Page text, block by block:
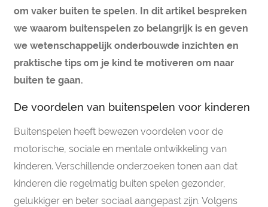
om vaker buiten te spelen. In dit artikel bespreken
we waarom buitenspelen zo belangrijk is en geven
we wetenschappelijk onderbouwde inzichten en
praktische tips om je kind te motiveren om naar
buiten te gaan.
De voordelen van buitenspelen voor kinderen
Buitenspelen heeft bewezen voordelen voor de
motorische, sociale en mentale ontwikkeling van
kinderen. Verschillende onderzoeken tonen aan dat
kinderen die regelmatig buiten spelen gezonder,
gelukkiger en beter sociaal aangepast zijn. Volgens